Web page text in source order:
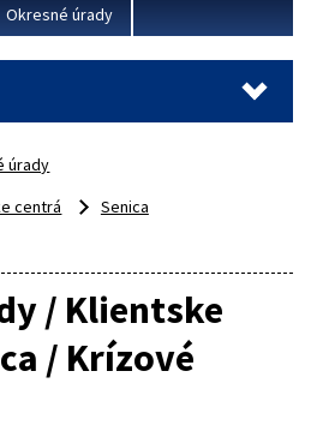
Okresné úrady
úrady
centrá
Senica
/ Klientske
/ Krízové